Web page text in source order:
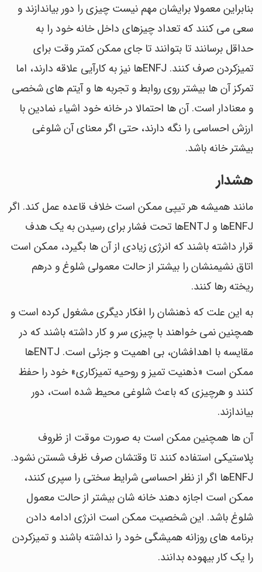
بنابراین معمولا برایشان مهم نیست چیزی را دور بیاندازند و
سعی می کنند که تعداد چیزهای داخل خانه خود را به
حداقل برسانند تا بتوانند تا جای ممکن کمتر وقت برای
تمیزکردن صرف کنند. ENFJها نیز به کارآیی علاقه دارند، اما
تمرکز آن ها بیشتر روی روابط و تجربه ها و آیتم های شخصی
و معنادار است. آن ها احتمالا در خانه خود اشیاء نمادین با
ارزش احساسی را نگه دارند، حتی اگر معنای آن شلوغی
بیشتر خانه باشد.
هشدار
مانند همیشه هر تیپی ممکن است خلاف قاعده عمل کند. اگر
ENFJها و ENTJها تحت فشار برای رسیدن به یک هدف
قرار داشته باشند که انرژی زیادی از آن ها بگیرد، ممکن است
اتاق نشیمنشان را بیشتر از حالت معمولی شلوغ و درهم
ریخته رها کنند.
به این علت که ذهنشان را افکار دیگری مشغول کرده است و
همچنین نمی خواهند با چیزی سر و کار داشته باشند که در
مقایسه با اهدافشان، بی اهمیت و جزئی است. ENTJها
ممکن است «ذهنیت تمیز و روحیه تمیزکاری» خود را حفظ
کنند و هرچیزی که باعث شلوغی محیط شده است، دور
بیاندازند.
آن ها همچنین ممکن است به صورت موقت از ظروف
پلاستیکی استفاده کنند تا وقتشان صرف ظرف شستن نشود.
ENFJها اگر از نظر احساسی شرایط سختی را سپری کنند،
ممکن است اجازه دهند خانه شان بیشتر از حالت معمول
شلوغ باشد. این شخصیت ممکن است انرژی ادامه دادن
برنامه های روزانه همیشگی خود را نداشته باشند و تمیزکردن
را یک کار بیهوده بدانند.